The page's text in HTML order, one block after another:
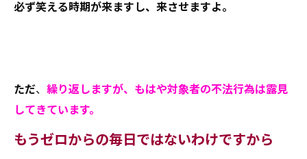
必ず笑える時期が来ますし、来させますよ。
ただ、 繰り返しますが、もはや対象者の不法行為は露見
してきています。
もうゼロからの毎日ではないわけですから